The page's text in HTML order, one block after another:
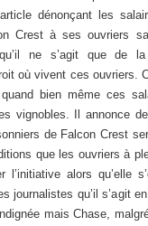
dénonçant les
Crest à ses ouvriers
ne s’agit que de
où vivent ces ouvriers.
bien même ces
vignobles. Il annonce
de Falcon Crest
que les ouvriers à
l’initiative alors qu’elle
journalistes qu’il s’agit
mais Chase,